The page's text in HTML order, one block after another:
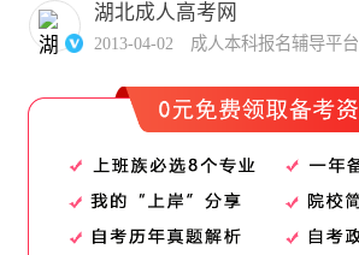
湖北成人高考网
2013-04-02 成人本科报名辅导平台